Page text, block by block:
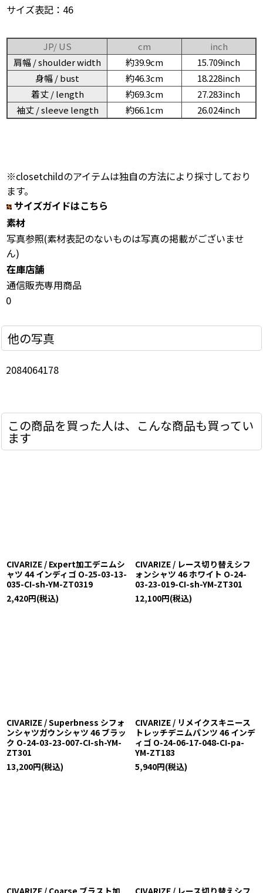
サイズ表記：46
JP/ US cm
inch
肩幅 / shoulder width
約39.9cm
15.709inch
身幅 / bust
約46.3cm
18.228inch
着丈 / length
約69.3cm
27.283inch
袖丈 / sleeve length
約66.1cm 26.024inch
※closetchildのアイテムは独自の方法により採寸しており
ます。
サイズガイドはこちら
素材
写真参照(素材表記のないものは写真の掲載がございませ
ん)
在庫店舗
通信販売専用商品
0
他の写真
2084064178
この商品を買った人は、こんな商品も買ってい
ます
CIVARIZE / Expert加工デニムシ
ャツ 44 インディゴ O-25-03-13-
035-CI-sh-YM-ZT0319
2,420円(税込)
CIVARIZE / レース切り替えシフ
ォンシャツ 46 ホワイト O-24-
03-23-019-CI-sh-YM-ZT301
12,100円(税込)
CIVARIZE / Superbness シフォ
ンシャツガウンシャツ 46 ブラッ
ク O-24-03-23-007-CI-sh-YM-
ZT301
13,200円(税込)
CIVARIZE / リメイクスキニース
トレッチデニムパンツ 46 インデ
ィゴ O-24-06-17-048-CI-pa-
YM-ZT183
5,940円(税込)